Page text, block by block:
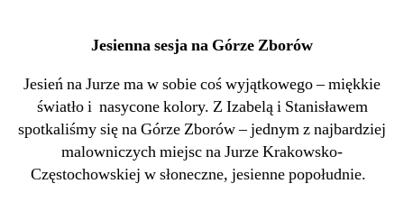
Jesienna sesja na Górze Zborów
Jesień na Jurze ma w sobie coś wyjątkowego – miękkie
światło i nasycone kolory. Z Izabelą i Stanisławem
spotkaliśmy się na Górze Zborów – jednym z najbardziej
malowniczych miejsc na Jurze Krakowsko-
Częstochowskiej w słoneczne, jesienne popołudnie.